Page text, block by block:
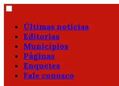
Últimas notícias
Editorias
Municípios
Páginas
Enquetes
Fale conosco